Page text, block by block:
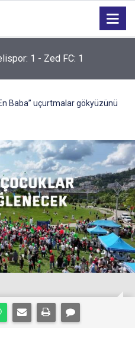
1 - Zed FC: 1
geçtiler
Baba” uçurtmalar gökyüzünü